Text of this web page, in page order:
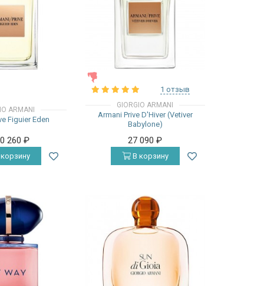
ARMANI
Figuier Eden
260₽
1 отзыв
GIORGIO ARMANI
Armani Prive D'Hiver (Vetiver
Babylone)
27 090₽
В корзину